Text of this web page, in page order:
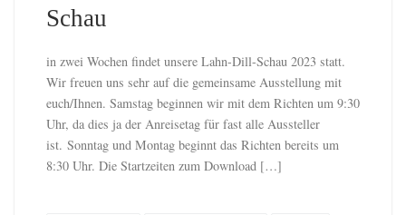
Schau
in zwei Wochen findet unsere Lahn-Dill-Schau 2023 statt.
Wir freuen uns sehr auf die gemeinsame Ausstellung mit
euch/Ihnen. Samstag beginnen wir mit dem Richten um 9:30
Uhr, da dies ja der Anreisetag für fast alle Aussteller
ist. Sonntag und Montag beginnt das Richten bereits um
8:30 Uhr. Die Startzeiten zum Download […]